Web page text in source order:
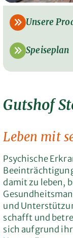
Unsere
Speiseplan
Gutshof
Leben mit
Psychische
damit zu leben,
und
schafft und
sich aufgrund